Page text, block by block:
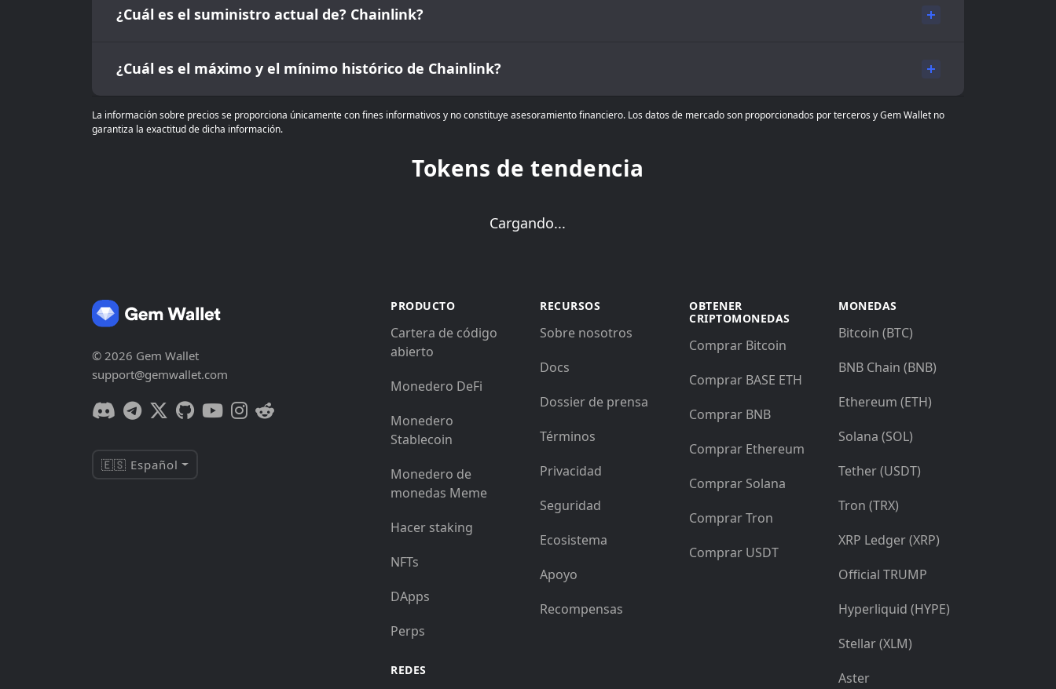
¿Cuál es el suministro actual de? Chainlink?
¿Cuál es el máximo y el mínimo histórico de Chainlink?
La información sobre precios se proporciona únicamente con fines informativos y no constituye asesoramiento financiero. Los datos de mercado son proporcionados por terceros y Gem Wallet no
garantiza la exactitud de dicha información.
Tokens de tendencia
Cargando...
© 2026 Gem Wallet
support@gemwallet.com
🇪🇸 Español
PRODUCTO
Cartera de código
abierto
Monedero DeFi
Monedero
Stablecoin
Monedero de
monedas Meme
Hacer staking
NFTs
DApps
Perps
REDES
RECURSOS
Sobre nosotros
Docs
Dossier de prensa
Términos
Privacidad
Seguridad
Ecosistema
Apoyo
Recompensas
OBTENER
CRIPTOMONEDAS
Comprar Bitcoin
Comprar BASE ETH
Comprar BNB
Comprar Ethereum
Comprar Solana
Comprar Tron
Comprar USDT
MONEDAS
Bitcoin (BTC)
BNB Chain (BNB)
Ethereum (ETH)
Solana (SOL)
Tether (USDT)
Tron (TRX)
XRP Ledger (XRP)
Official TRUMP
Hyperliquid (HYPE)
Stellar (XLM)
Aster